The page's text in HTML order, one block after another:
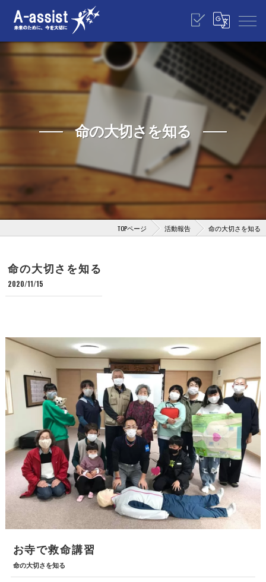
命の大切さを知る
TOPページ 活動報告 命の大切さを知る
命の大切さを知る
2020/11/15
お寺で救命講習
命の大切さを知る